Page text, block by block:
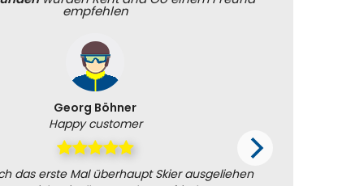
empfehlen
Georg Böhner
Happy customer
das erste Mal überhaupt Skier ausgeliehen